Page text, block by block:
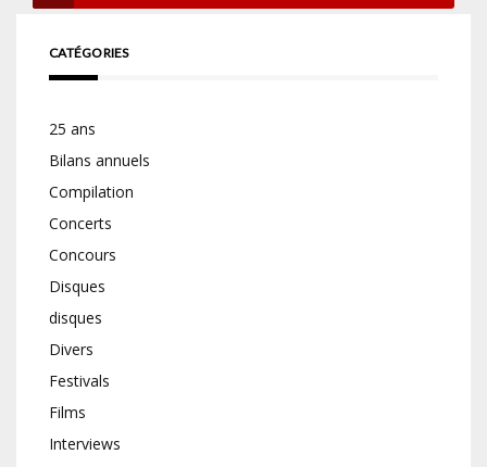
CATÉGORIES
25 ans
Bilans annuels
Compilation
Concerts
Concours
Disques
disques
Divers
Festivals
Films
Interviews